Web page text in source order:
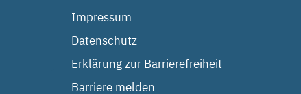
Impressum
Datenschutz
Erklärung zur Barrierefreiheit
Barriere melden